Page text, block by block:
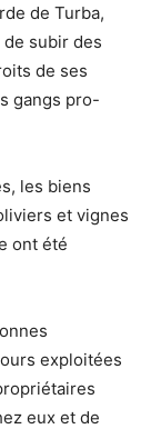
de Turba,
de subir des
de ses
gangs pro-
les biens
et vignes
ont été
exploitées
eux et de